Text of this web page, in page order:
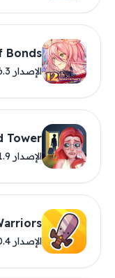
Bonds
الإصدار 12.6.3
Tower
الإصدار 1.9
الإصدار 0.4